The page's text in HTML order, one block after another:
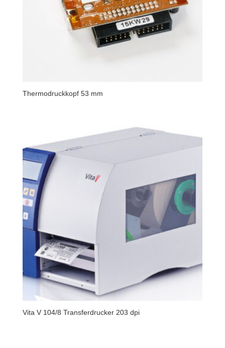
Thermodruckkopf 53 mm
Vita V 104/8 Transferdrucker 203 dpi